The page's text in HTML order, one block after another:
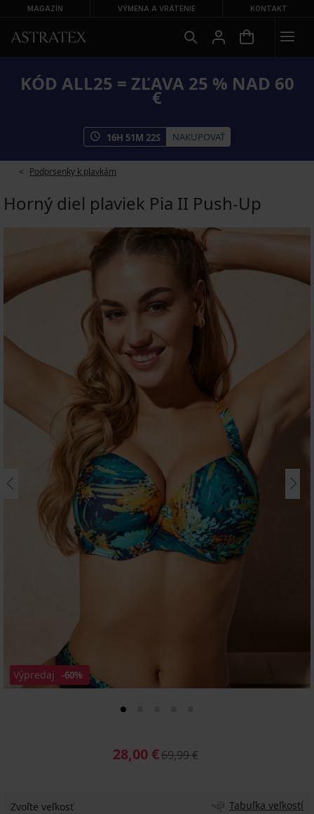
MAGAZÍN VÝMENA A VRÁTENIE KONTAKT
KÓD ALL25 = ZĽAVA 25 % NAD 60
€
16H 51M 21S NAKUPOVAŤ
Podprsenky k plavkám
Horný diel plaviek Pia II Push-Up
Výpredaj -60%
28,00 €69,99 €
Zvoľte veľkosť Tabuľka veľkostí